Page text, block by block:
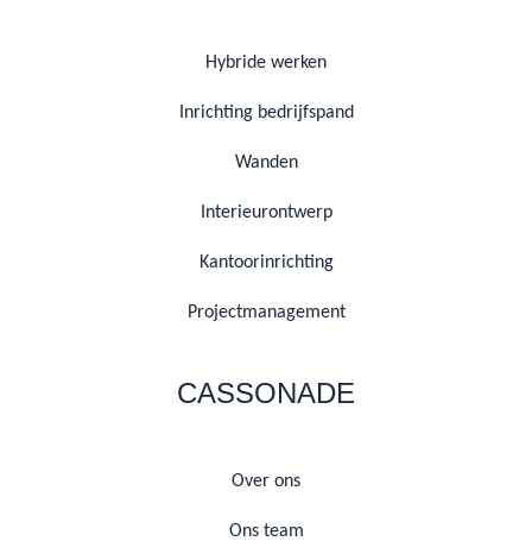
Hybride werken
Inrichting bedrijfspand
Wanden
Interieurontwerp
Kantoorinrichting
Projectmanagement
CASSONADE
Over ons
Ons team